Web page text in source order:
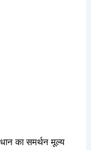
का समर्थन मूल्य